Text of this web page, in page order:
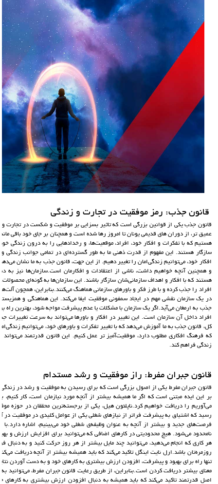
قانون جذب: رمز موفقیت در تجارت و زندگی
قانون جذب یکی از قوانین بزرگی است که تاثیر بسزایی بر موفقیت و شکست در تجارت و
عمیق تر، از دوران های قدیمی یونان تا امروز رها شده است و همچنان بر جای خود باقی
هستیم که با تفکرات و افکار خود، افراد، موقعیت‌ها، و رخدادهایی را به درون زندگی
سازگار هستند. این مفهوم از قدرت ذهنی ما به طور گسترده‌ای در تمامی جوانب زندگی
افکار خود، می‌توانیم زندگی‌امان را تغییر دهیم. از این جهت، قانون جذب به ما نشان
و همچنین آنچه خواهیم داشت، ناشی از اعتقادات و افکارمان است.سازمان‌ها نیز به
هستند که با افکار و اهداف سازمانی‌شان سازگار باشند. این سازمان‌ها به گونه‌ای
افراد را جذب کرده و با طرز فکر و باورهای سازمانی هماهنگ می‌کنند.بنابراین، همچون
در یک سازمان نقشی مهم در ایجاد سمفونی موفقیت ایفا می‌کند. این هماهنگی و
جذب به ارمغان می‌آید.اگر یک سازمان با مشکلات یا عدم پیشرفت مواجه شود، بهترین راه
افراد داخل آن سازمان است. این تغییر در افکار و باورها می‌تواند به سرعت تغییرات
کل، قانون جذب به ما آموزش می‌دهد که با تغییر تفکرات و باورهای خود، می‌توانیم
که فرهنگ افکاری مطلوب دارد، موفقیت‌آمیز تر عمل کنیم. این قانون قدرتمند
زندگی فراهم کند.
قانون جبران مفرط: راز موفقیت و رشد مستدام
قانون جبران مفرط یکی از اصول بزرگی است که برای رسیدن به موفقیت و رشد در
بر این ایده مبتنی است که اگر ما همیشه بیشتر از آنچه مورد نیازمان است، کار
می‌آوریم را دریافت خواهیم کرد.ناپلئون هیل، یکی از برجسته‌ترین محققان در حوزه
رسید که اشتیاق به پیشرفت فراتر از نیازهای شغلی یکی از عوامل کلیدی در موفقیت
فرصت‌های جدید و بیشتر از آنچه به عنوان وظیفه‌ی شغلی خود می‌بینیم، اشاره دارد.با
نامحدود می‌شود. هیچ محدودیتی در کارهای اضافی که می‌توانید برای افزایش ارزش و
هر کاری که انجام می‌دهید، می‌توانید چند مایل بیشتر از هر روز حرکت کنید و به دنبال
روزمره‌تان باشد.ارل نایت اینگل تاکید می‌کند که باید همیشه بیشتر از آنچه دریافت
تنها راه برای بهبود و پیشرفت، افزودن ارزش بیشتری به کارهای خود و به دست آوردن
معنای بیشتر دریافت کردن است.بنابراین، از طریق رعایت قانون جبران مفرط،
اصل قدرتمند تاکید می‌کند که باید همیشه به دنبال افزودن ارزش بیشتری به کارهای